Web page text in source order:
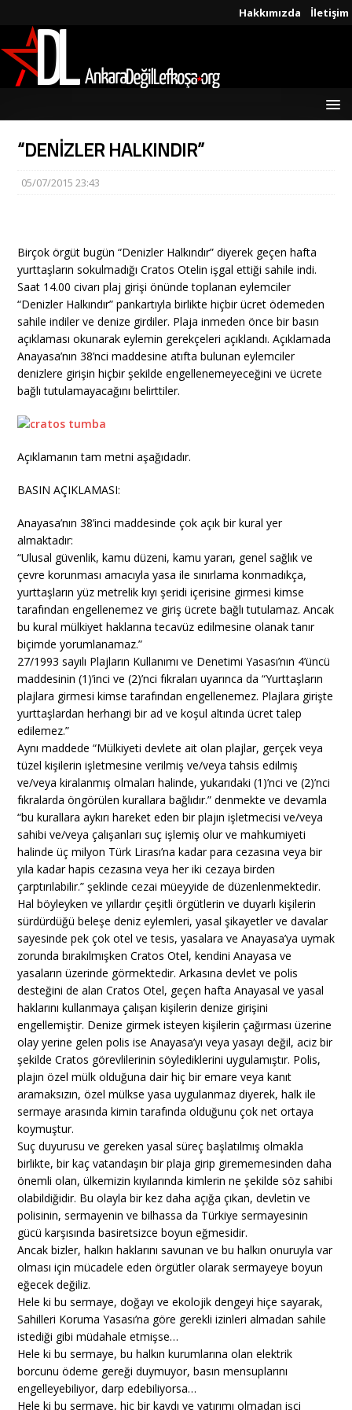
Hakkımızda İletişim
“DENİZLER HALKINDIR”
05/07/2015 23:43
Birçok örgüt bugün “Denizler Halkındır” diyerek geçen hafta
yurttaşların sokulmadığı Cratos Otelin işgal ettiği sahile indi.
Saat 14.00 civarı plaj girişi önünde toplanan eylemciler
“Denizler Halkındır” pankartıyla birlikte hiçbir ücret ödemeden
sahile indiler ve denize girdiler. Plaja inmeden önce bir basın
açıklaması okunarak eylemin gerekçeleri açıklandı. Açıklamada
Anayasa’nın 38’nci maddesine atıfta bulunan eylemciler
denizlere girişin hiçbir şekilde engellenemeyeceğini ve ücrete
bağlı tutulamayacağını belirttiler.
Açıklamanın tam metni aşağıdadır.
BASIN AÇIKLAMASI:
Anayasa’nın 38’inci maddesinde çok açık bir kural yer
almaktadır:
“Ulusal güvenlik, kamu düzeni, kamu yararı, genel sağlık ve
çevre korunması amacıyla yasa ile sınırlama konmadıkça,
yurttaşların yüz metrelik kıyı şeridi içerisine girmesi kimse
tarafından engellenemez ve giriş ücrete bağlı tutulamaz. Ancak
bu kural mülkiyet haklarına tecavüz edilmesine olanak tanır
biçimde yorumlanamaz.”
27/1993 sayılı Plajların Kullanımı ve Denetimi Yasası’nın 4’üncü
maddesinin (1)’inci ve (2)’nci fıkraları uyarınca da “Yurttaşların
plajlara girmesi kimse tarafından engellenemez. Plajlara girişte
yurttaşlardan herhangi bir ad ve koşul altında ücret talep
edilemez.”
Aynı maddede “Mülkiyeti devlete ait olan plajlar, gerçek veya
tüzel kişilerin işletmesine verilmiş ve/veya tahsis edilmiş
ve/veya kiralanmış olmaları halinde, yukarıdaki (1)’nci ve (2)’nci
fıkralarda öngörülen kurallara bağlıdır.” denmekte ve devamla
“bu kurallara aykırı hareket eden bir plajın işletmecisi ve/veya
sahibi ve/veya çalışanları suç işlemiş olur ve mahkumiyeti
halinde üç milyon Türk Lirası’na kadar para cezasına veya bir
yıla kadar hapis cezasına veya her iki cezaya birden
çarptırılabilir.” şeklinde cezai müeyyide de düzenlenmektedir.
Hal böyleyken ve yıllardır çeşitli örgütlerin ve duyarlı kişilerin
sürdürdüğü beleşe deniz eylemleri, yasal şikayetler ve davalar
sayesinde pek çok otel ve tesis, yasalara ve Anayasa’ya uymak
zorunda bırakılmışken Cratos Otel, kendini Anayasa ve
yasaların üzerinde görmektedir. Arkasına devlet ve polis
desteğini de alan Cratos Otel, geçen hafta Anayasal ve yasal
haklarını kullanmaya çalışan kişilerin denize girişini
engellemiştir. Denize girmek isteyen kişilerin çağırması üzerine
olay yerine gelen polis ise Anayasa’yı veya yasayı değil, aciz bir
şekilde Cratos görevlilerinin söylediklerini uygulamıştır. Polis,
plajın özel mülk olduğuna dair hiç bir emare veya kanıt
aramaksızın, özel mülkse yasa uygulanmaz diyerek, halk ile
sermaye arasında kimin tarafında olduğunu çok net ortaya
koymuştur.
Suç duyurusu ve gereken yasal süreç başlatılmış olmakla
birlikte, bir kaç vatandaşın bir plaja girip girememesinden daha
önemli olan, ülkemizin kıyılarında kimlerin ne şekilde söz sahibi
olabildiğidir. Bu olayla bir kez daha açığa çıkan, devletin ve
polisinin, sermayenin ve bilhassa da Türkiye sermayesinin
gücü karşısında basiretsizce boyun eğmesidir.
Ancak bizler, halkın haklarını savunan ve bu halkın onuruyla var
olması için mücadele eden örgütler olarak sermayeye boyun
eğecek değiliz.
Hele ki bu sermaye, doğayı ve ekolojik dengeyi hiçe sayarak,
Sahilleri Koruma Yasası’na göre gerekli izinleri almadan sahile
istediği gibi müdahale etmişse…
Hele ki bu sermaye, bu halkın kurumlarına olan elektrik
borcunu ödeme gereği duymuyor, basın mensuplarını
engelleyebiliyor, darp edebiliyorsa…
Hele ki bu sermaye, hiç bir kaydı ve yatırımı olmadan işçi